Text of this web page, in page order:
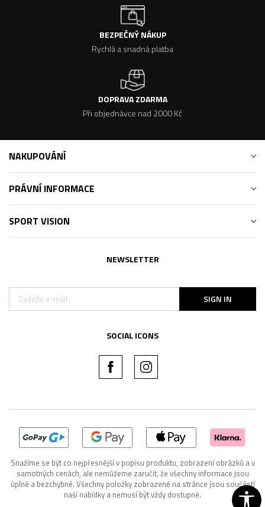
BEZPEČNÝ NÁKUP
Rychlá a snadná platba
DOPRAVA ZDARMA
Při objednávce nad 2000 Kč
NAKUPOVÁNÍ
PRÁVNÍ INFORMACE
SPORT VISION
NEWSLETTER
SIGN IN
SOCIAL ICONS
Snažíme se být co nejpřesnější v popisu produktu, zobrazení obrázků a v
samotných cenách, ale nemůžeme zaručit, že všechny informace jsou
úplné a bezchybné. Všechny položky zobrazené na stránce jsou součástí
naší nabídky a nemusí být vždy dostupné.